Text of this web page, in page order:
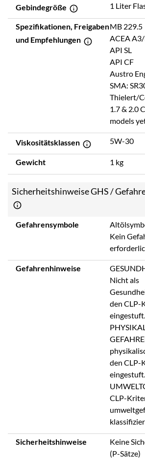
Gebindegröße 1 Liter
Spezifikationen, Freigaben
und Empfehlungen
MB 229.5
ACEA
API SL
API CF
Austro
SMA:
Thielert/
1.7 & 2.0
models
Viskositätsklassen 5W-30
Gewicht 1 kg
Sicherheitshinweise GHS /
Gefahrensymbole
Kein
Gefahrenhinweise
Nicht als
den CLP-
eingestuft.
den CLP-
eingestuft.
CLP-
Sicherheitshinweise
Keine
(P-Sätze)